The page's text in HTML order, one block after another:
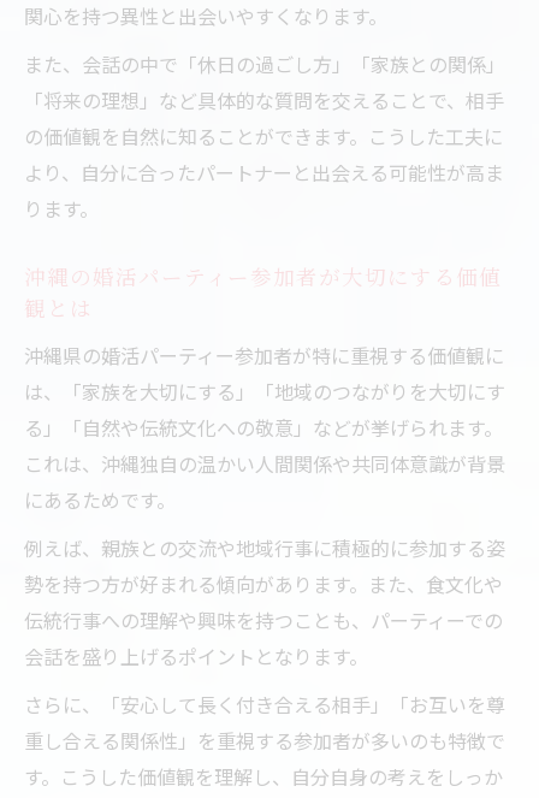
関心を持つ異性と出会いやすくなります。
また、会話の中で「休日の過ごし方」「家族との関係」
「将来の理想」など具体的な質問を交えることで、相手
の価値観を自然に知ることができます。こうした工夫に
より、自分に合ったパートナーと出会える可能性が高ま
ります。
沖縄の婚活パーティー参加者が大切にする価値
観とは
沖縄県の婚活パーティー参加者が特に重視する価値観に
は、「家族を大切にする」「地域のつながりを大切にす
る」「自然や伝統文化への敬意」などが挙げられます。
これは、沖縄独自の温かい人間関係や共同体意識が背景
にあるためです。
例えば、親族との交流や地域行事に積極的に参加する姿
勢を持つ方が好まれる傾向があります。また、食文化や
伝統行事への理解や興味を持つことも、パーティーでの
会話を盛り上げるポイントとなります。
さらに、「安心して長く付き合える相手」「お互いを尊
重し合える関係性」を重視する参加者が多いのも特徴で
す。こうした価値観を理解し、自分自身の考えをしっか